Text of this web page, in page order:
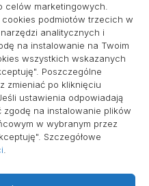
celów marketingowych.
podmiotów trzecich w
analitycznych i
na instalowanie na Twoim
wszystkich wskazanych
Poszczególne
zmieniać po kliknięciu
ustawienia odpowiadają
na instalowanie plików
w wybranym przez
Szczegółowe